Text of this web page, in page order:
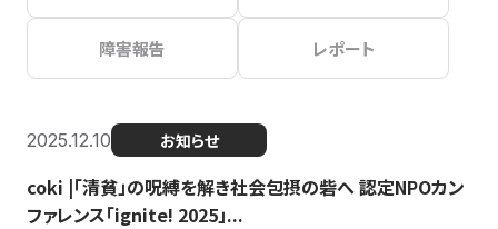
障害報告 レポート
2025.12.10 お知らせ
coki |「清貧」の呪縛を解き社会包摂の砦へ 認定NPOカン
ファレンス「ignite! 2025」...